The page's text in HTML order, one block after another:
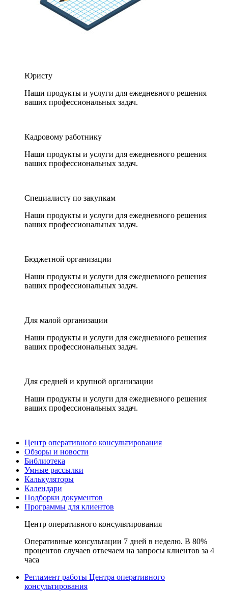
Юристу
Наши продукты и услуги для ежедневного решения
ваших профессиональных задач.
Кадровому работнику
Наши продукты и услуги для ежедневного решения
ваших профессиональных задач.
Специалисту по закупкам
Наши продукты и услуги для ежедневного решения
ваших профессиональных задач.
Бюджетной организации
Наши продукты и услуги для ежедневного решения
ваших профессиональных задач.
Для малой организации
Наши продукты и услуги для ежедневного решения
ваших профессиональных задач.
Для средней и крупной организации
Наши продукты и услуги для ежедневного решения
ваших профессиональных задач.
Центр оперативного консультирования
Обзоры и новости
Библиотека
Умные рассылки
Калькуляторы
Календари
Подборки документов
Программы для клиентов
Центр оперативного консультирования
Оперативные консультации 7 дней в неделю. В 80%
процентов случаев отвечаем на запросы клиентов за 4
часа
Регламент работы Центра оперативного
консультирования